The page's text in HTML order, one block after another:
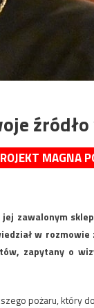
MAGNA
zawalonym
w
zapytany o
pożaru, który